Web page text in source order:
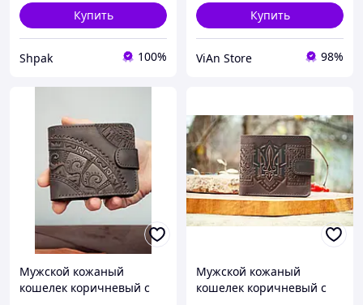
Купить
Shpak 100%
Купить
ViAn Store 98%
Мужской кожаный
кошелек коричневый с
Мужской кожаный
кошелек коричневый с